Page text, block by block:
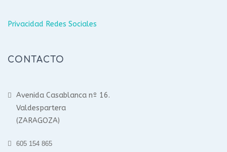
Privacidad Redes Sociales
CONTACTO
Avenida Casablanca nº 16.
Valdespartera
(ZARAGOZA)
605 154 865